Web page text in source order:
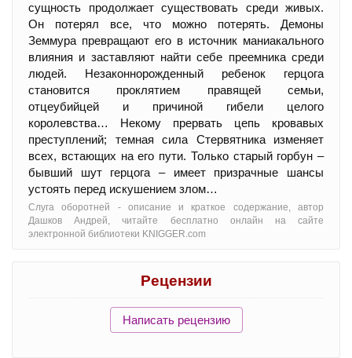
сущность продолжает существовать среди живых.
Он потерял все, что можно потерять. Демоны
Земмура превращают его в источник маниакального
влияния и заставляют найти себе преемника среди
людей. Незаконнорожденный ребенок герцога
становится проклятием правящей семьи,
отцеубийцей и причиной гибели целого
королевства… Некому прервать цепь кровавых
преступлений; темная сила Стервятника изменяет
всех, встающих на его пути. Только старый горбун –
бывший шут герцога – имеет призрачные шансы
устоять перед искушением злом…
Слуга оборотней - oписание и краткое содержание, автор
Дашков Андрей, читайте бесплатно онлайн на сайте
электронной библиотеки KNIGGER.com
Рецензии
Написать рецензию